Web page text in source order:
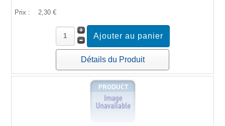
Prix : 2,30 €
Détails du Produit